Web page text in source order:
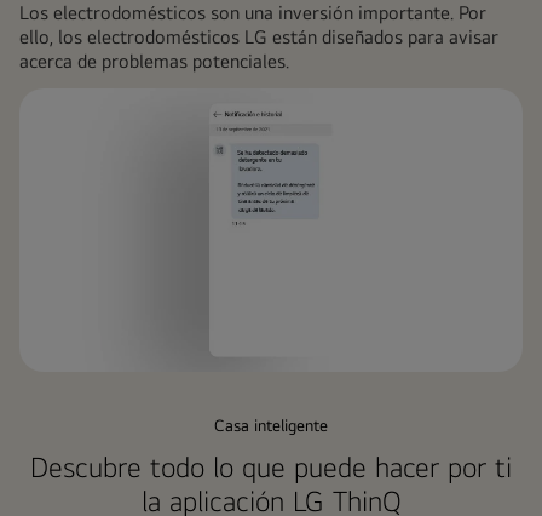
Los electrodomésticos son una inversión importante. Por
ello, los electrodomésticos LG están diseñados para avisar
acerca de problemas potenciales.
Casa inteligente
Descubre todo lo que puede hacer por ti
la aplicación LG ThinQ